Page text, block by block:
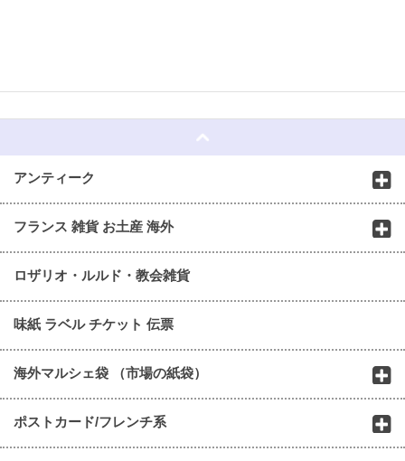
アンティーク
フランス 雑貨 お土産 海外
ロザリオ・ルルド・教会雑貨
味紙 ラベル チケット 伝票
海外マルシェ袋 （市場の紙袋）
ポストカード/フレンチ系